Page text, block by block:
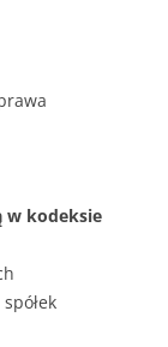
w kodeksie